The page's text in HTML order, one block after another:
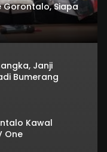
Gorontalo, Siapa
Janji
Bumerang
Kawal
One